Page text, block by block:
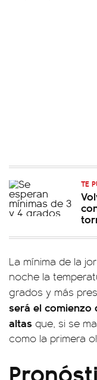
TE
La mínima de la
noche la
grados y más
será el comienzo
altas que, si se
como la primera